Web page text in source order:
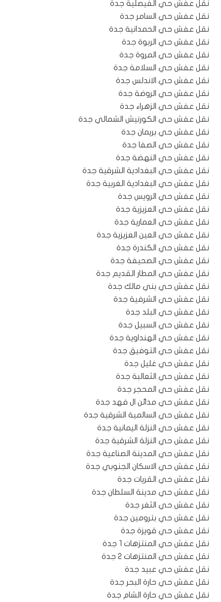
نقل عفش حي الفيصلية جدة
نقل عفش حي السامر جدة
نقل عفش حي الحمدانية جدة
نقل عفش حي الربوة جدة
نقل عفش حي المروة جدة
نقل عفش حي السلامة جدة
نقل عفش حي الاندلس جدة
نقل عفش حي الروضة جدة
نقل عفش حي الزهراء جدة
نقل عفش حي الكورنيش الشمالي جدة
نقل عفش حي بريمان جدة
نقل عفش حي الصفا جدة
نقل عفش حي النهضة جدة
نقل عفش حي البغدادية الشرقية جدة
نقل عفش حي البغدادية الغربية جدة
نقل عفش حي الرويس جدة
نقل عفش حي العزيزية جدة
نقل عفش حي العمارية جدة
نقل عفش حي العين العزيزية جدة
نقل عفش حي الكندرة جدة
نقل عفش حي الصحيفة جدة
نقل عفش حي المطار القديم جدة
نقل عفش حي بني مالك جدة
نقل عفش حي الشرفية جدة
نقل عفش حي البلد جدة
نقل عفش حي السبيل جدة
نقل عفش حي الهنداوية جدة
نقل عفش حي التوفيق جدة
نقل عفش حي غليل جدة
نقل عفش حي الثعالبة جدة
نقل عفش حي المحجر جدة
نقل عفش حي مدائن ال فهد جدة
نقل عفش حي السالمية الشرقية جدة
نقل عفش حي النزلة اليمانية جدة
نقل عفش حي النزلة الشرقية جدة
نقل عفش حي المدينة الصناعية جدة
نقل عفش حي الاسكان الجنوبي جدة
نقل عفش حي القريات جدة
نقل عفش حي مدينة السلطان جدة
نقل عفش حي الثغر جدة
نقل عفش حي بترومين جدة
نقل عفش حي قويزة جدة
نقل عفش حي المنتزهات 1 جدة
نقل عفش حي المنتزهات 2 جدة
نقل عفش حي عبيد جدة
نقل عفش حي حارة البحر جدة
نقل عفش حي حارة الشام جدة